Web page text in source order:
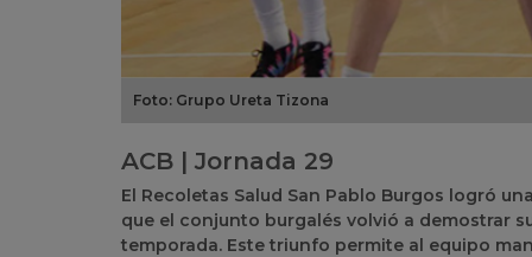
Foto: Grupo Ureta Tizona
ACB | Jornada 29
El Recoletas Salud San Pablo Burgos logró
que el conjunto burgalés volvió a demostrar
temporada. Este triunfo permite al equipo